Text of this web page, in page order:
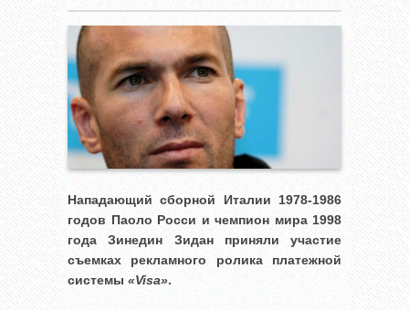
Нападающий сборной Италии 1978-1986
годов Паоло Росси и чемпион мира 1998
года Зинедин Зидан приняли участие
съемках рекламного ролика платежной
системы «Visa».